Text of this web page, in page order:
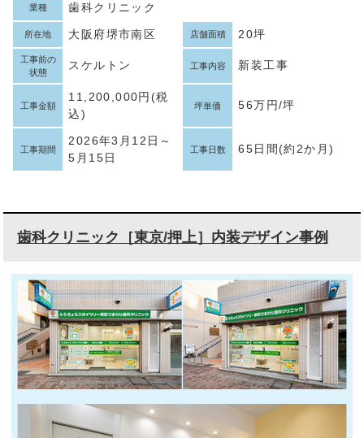
業種 歯科クリニック
所在地 大阪府堺市南区 店舗面積 20坪
工事前の
状態
スケルトン 工事内容 新装工事
工事金額
11,200,000円(税
込)
坪単価 56万円/坪
工事期間
2026年3月12日～
5月15日
工事日数 65日間(約2か月)
歯科クリニック［東京/押上］内装デザイン事例